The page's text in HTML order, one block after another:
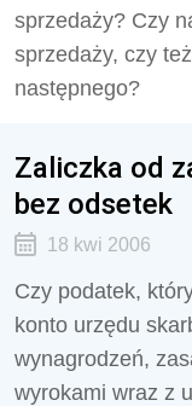
sprzedaży? Czy
sprzedaży, czy
następnego?
Zaliczka od
bez odsetek
18 kwi 2006
Czy podatek,
konto urzędu
wynagrodzeń,
wyrokami wraz z